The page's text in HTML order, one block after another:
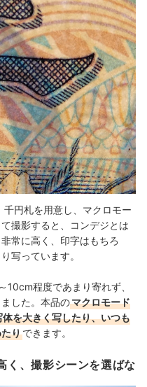
千円札を用意し、マクロモー
撮影すると、コンデジとは
常に高く、印字はもちろ
写っています。
10cm程度であまり寄れず、
した。本品のマクロモード
を大きく写したり、いつも
りできます。
く、撮影シーンを選ばな